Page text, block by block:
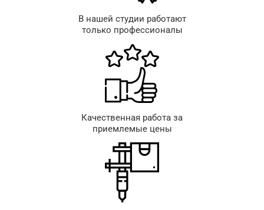
В нашей студии работают
только профессионалы
Качественная работа за
приемлемые цены